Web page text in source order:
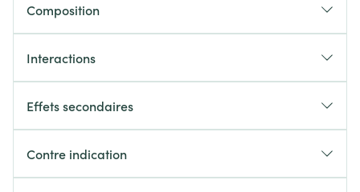
Composition
Interactions
Effets secondaires
Contre indication